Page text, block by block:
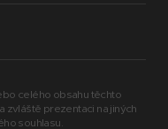
celého obsahu těchto
zvláště prezentaci na jiných
souhlasu.